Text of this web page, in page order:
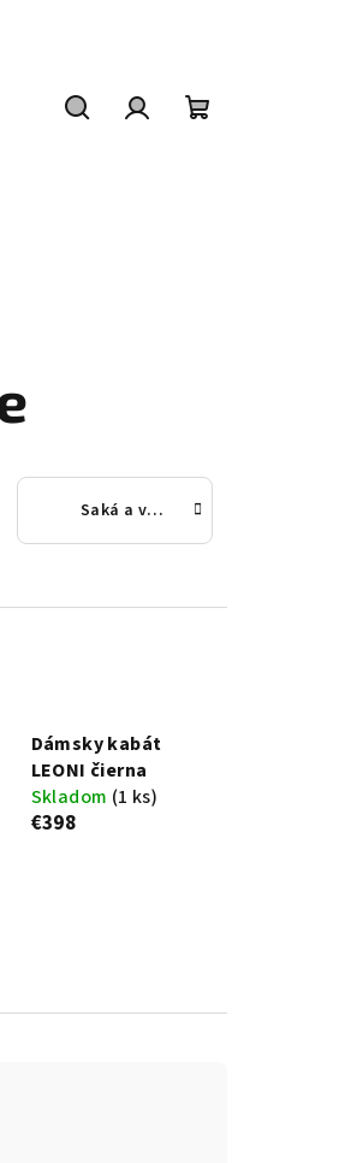
Saká a vesty
Dámsky kabát
LEONI čierna
Skladom (1 ks)
€398